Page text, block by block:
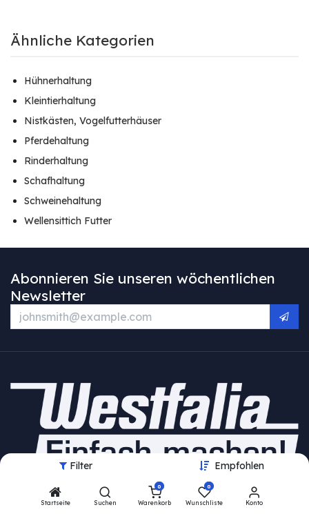
Filter Empfohlen
Startseite Suchen
0
Warenkorb
0
Wunschliste Konto
Ähnliche Kategorien
Hühnerhaltung
Kleintierhaltung
Nistkästen, Vogelfutterhäuser
Pferdehaltung
Rinderhaltung
Schafhaltung
Schweinehaltung
Wellensittich Futter
Abonnieren Sie unseren wöchentlichen
Newsletter
HAJUS AG